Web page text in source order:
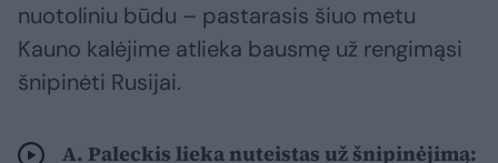
nuotoliniu būdu – pastarasis šiuo metu
Kauno kalėjime atlieka bausmę už rengimąsi
šnipinėti Rusijai.
A. Paleckis lieka nuteistas už šnipinėjimą: